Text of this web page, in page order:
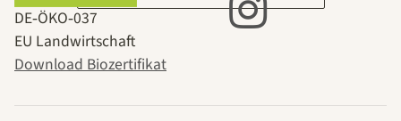
DE‑ÖKO‑037
EU Landwirtschaft
Download Biozertifikat